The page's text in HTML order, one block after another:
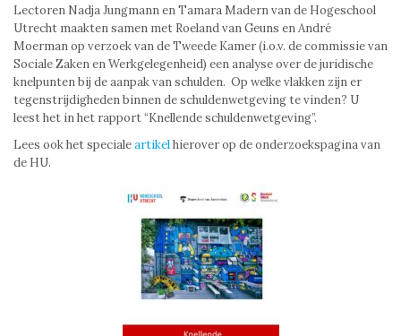
Lectoren Nadja Jungmann en Tamara Madern van de Hogeschool
Utrecht maakten samen met Roeland van Geuns en André
Moerman op verzoek van de Tweede Kamer (i.o.v. de commissie van
Sociale Zaken en Werkgelegenheid) een analyse over de juridische
knelpunten bij de aanpak van schulden. Op welke vlakken zijn er
tegenstrijdigheden binnen de schuldenwetgeving te vinden? U
leest het in het rapport “Knellende schuldenwetgeving”.
Lees ook het specialeartikelhierover op de onderzoekspagina van
de HU.